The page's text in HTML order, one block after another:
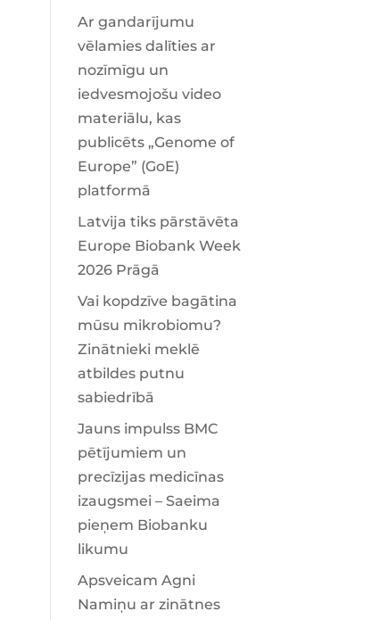
Ar gandarījumu
vēlamies dalīties ar
nozīmīgu un
iedvesmojošu video
materiālu, kas
publicēts „Genome of
Europe” (GoE)
platformā
Latvija tiks pārstāvēta
Europe Biobank Week
2026 Prāgā
Vai kopdzīve bagātina
mūsu mikrobiomu?
Zinātnieki meklē
atbildes putnu
sabiedrībā
Jauns impulss BMC
pētījumiem un
precīzijas medicīnas
izaugsmei – Saeima
pieņem Biobanku
likumu
Apsveicam Agni
Namiņu ar zinātnes